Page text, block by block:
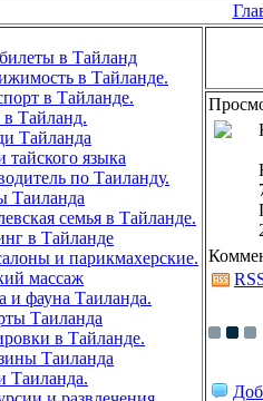
в Тайланд
в Тайланде.
в Тайланде.
Тайланд.
Тайланда
тайского языка
по Таиланду.
Таиланда
семья в Тайланде.
в Тайланде
и парикмахерские.
массаж
и фауна Таиланда.
Таиланда
в Тайланде.
Таиланда
Таиланда.